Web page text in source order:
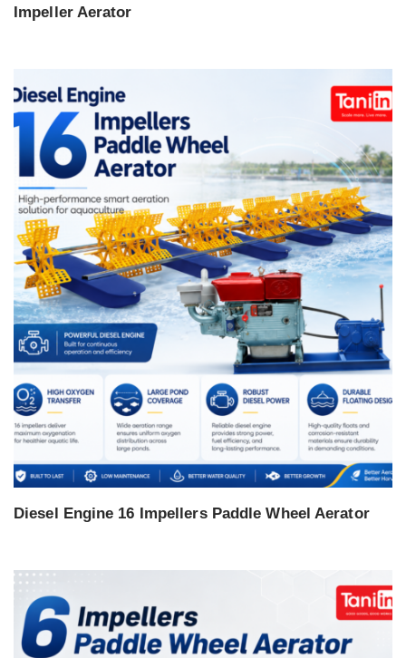
Impeller Aerator
Diesel Engine 16 Impellers Paddle Wheel Aerator